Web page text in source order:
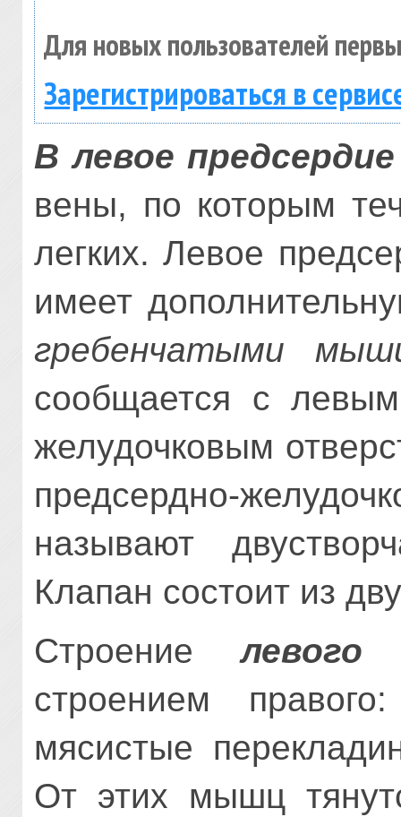
Для новых пользователей
Зарегистрироваться в
В левое предсердие
вены, по которым
легких. Левое
имеет
гребенчатыми
сообщается с
желудочковым
предсердно-
называют
Клапан состоит из
Строениелевого
строением
мясистые
От этих мышц